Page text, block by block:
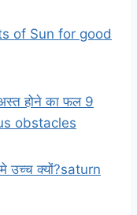
of Sun for good
होने का फल 9
obstacles
उच्च क्यों?saturn